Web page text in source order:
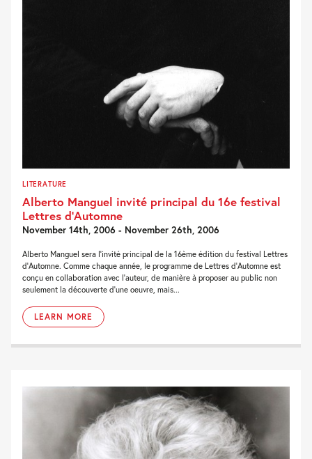
LITERATURE
Alberto Manguel invité principal du 16e festival
Lettres d’Automne
November 14th, 2006 - November 26th, 2006
Alberto Manguel sera l'invité principal de la 16ème édition du festival Lettres
d'Automne. Comme chaque année, le programme de Lettres d'Automne est
conçu en collaboration avec l'auteur, de manière à proposer au public non
seulement la découverte d'une oeuvre, mais...
LEARN MORE